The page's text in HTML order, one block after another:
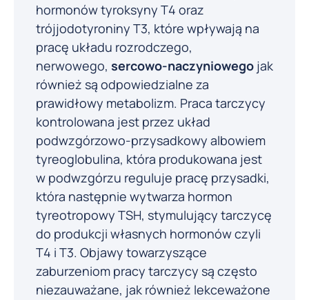
hormonów tyroksyny T4 oraz
trójjodotyroniny T3, które wpływają na
pracę układu rozrodczego,
nerwowego, sercowo-naczyniowego jak
również są odpowiedzialne za
prawidłowy metabolizm. Praca tarczycy
kontrolowana jest przez układ
podwzgórzowo-przysadkowy albowiem
tyreoglobulina, która produkowana jest
w podwzgórzu reguluje pracę przysadki,
która następnie wytwarza hormon
tyreotropowy TSH, stymulujący tarczycę
do produkcji własnych hormonów czyli
T4 i T3. Objawy towarzyszące
zaburzeniom pracy tarczycy są często
niezauważane, jak również lekceważone